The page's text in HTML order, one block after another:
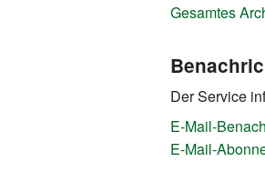
Gesamtes
Der Service
E-Mail-
E-Mail-